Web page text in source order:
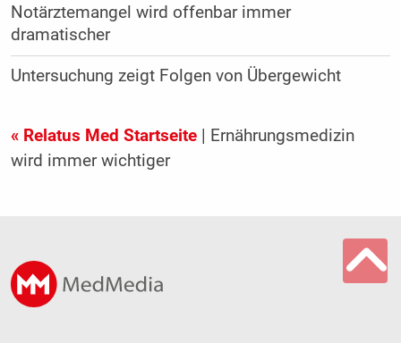
Notärztemangel wird offenbar immer
dramatischer
Untersuchung zeigt Folgen von Übergewicht
« Relatus Med Startseite| Ernährungsmedizin
wird immer wichtiger